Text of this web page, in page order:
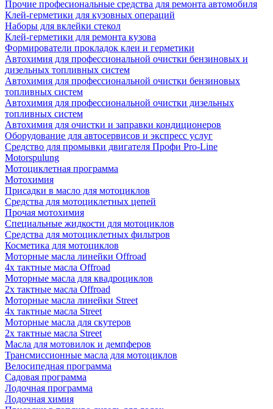
Прочие професиональные средства для ремонта автомобиля
Клей-герметики для кузовных операций
Наборы для вклейки стекол
Клей-герметики для ремонта кузова
Формирователи прокладок клеи и герметики
Автохимия для профессиональной очистки бензиновых и
дизельных топливных систем
Автохимия для профессиональной очистки бензиновых
топливных систем
Автохимия для профессиональной очистки дизельных
топливных систем
Автохимия для очистки и заправки кондиционеров
Оборудование для автосервисов и экспресс услуг
Средство для промывки двигателя Профи Pro-Line
Motorspulung
Мотоциклетная программа
Мотохимия
Присадки в масло для мотоциклов
Средства для мотоциклетных цепей
Прочая мотохимия
Специальные жидкости для мотоциклов
Средства для мотоциклетных фильтров
Косметика для мотоциклов
Моторные масла линейки Offroad
4х тактные масла Offroad
Моторные масла для квадроциклов
2х тактные масла Offroad
Моторные масла линейки Street
4х тактные масла Street
Моторные масла для скутеров
2х тактные масла Street
Масла для мотовилок и демпферов
Трансмиссионные масла для мотоциклов
Велосипедная программа
Садовая программа
Лодочная программа
Лодочная химия